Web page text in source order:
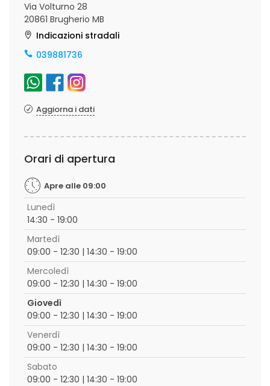
Via Volturno 28
20861 Brugherio MB
Indicazioni stradali
039881736
Aggiorna i dati
Orari di apertura
Apre alle 09:00
Lunedì
14:30 - 19:00
Martedì
09:00 - 12:30 | 14:30 - 19:00
Mercoledì
09:00 - 12:30 | 14:30 - 19:00
Giovedì
09:00 - 12:30 | 14:30 - 19:00
Venerdì
09:00 - 12:30 | 14:30 - 19:00
Sabato
09:00 - 12:30 | 14:30 - 19:00